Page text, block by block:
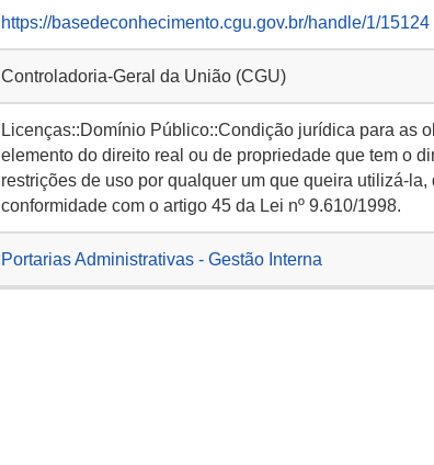
https://basedeconhecimento.cgu.gov.br/handle/1/15124
Controladoria-Geral da União (CGU)
Licenças::Domínio Público::Condição jurídica para as
elemento do direito real ou de propriedade que tem o
restrições de uso por qualquer um que queira utilizá-
conformidade com o artigo 45 da Lei nº 9.610/1998.
Portarias Administrativas - Gestão Interna